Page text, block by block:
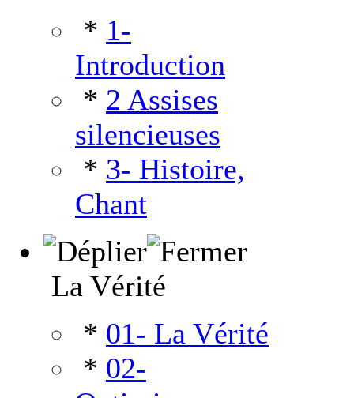
* 1-
Introduction
* 2 Assises
silencieuses
* 3- Histoire,
Chant
La Vérité
* 01- La Vérité
* 02-